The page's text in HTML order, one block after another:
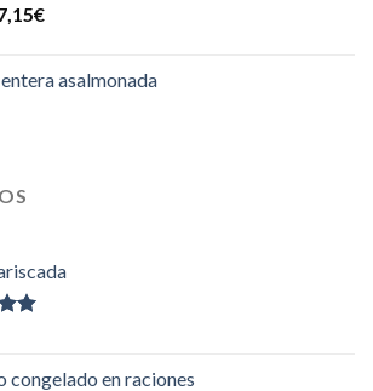
€
asalmonada
congelado en raciones